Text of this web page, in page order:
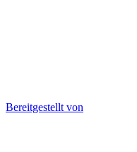
Bereitgestellt von